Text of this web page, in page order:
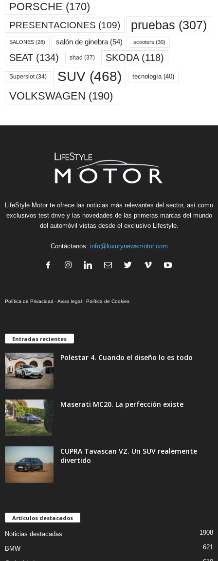
PORSCHE (170)
PRESENTACIONES (109) pruebas (307)
SALONES (28) salón de ginebra(54) scooters (30)
SEAT (134) shad (37) SKODA(118)
Superslot(34) SUV (468) tecnología(40)
VOLKSWAGEN (190)
LifeStyle Motor te ofrece las noticias más relevantes del sector, así como
exclusivos test drive y las novedades de las primeras marcas del mundo
del automóvil vistas desde el exclusivo Lifestyle.
Contáctanos: info@luxurynewsmotor.com
Política de Privacidad ·Aviso legal · Política de Cookies
Entradas recientes
Polestar 4. Cuando el diseño lo es todo
Maserati MC20. La perfección existe
CUPRA Tavascan VZ. Un SUV realemente
divertido
Artículos destacados
Noticias destacadas 1908
BMW 621